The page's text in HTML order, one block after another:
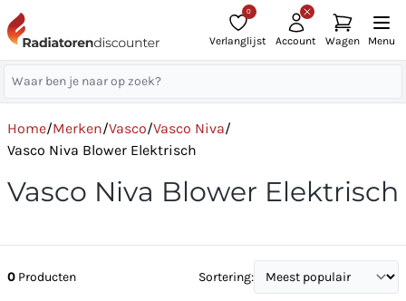
0
Verlanglijst Account Wagen Menu
Home/Merken/Vasco/Vasco Niva/
Vasco Niva Blower Elektrisch
Vasco Niva Blower Elektrisch
0 Producten Sortering: